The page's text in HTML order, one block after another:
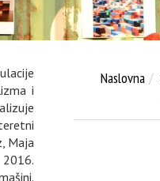
i
Maja
2016.
Naslovna